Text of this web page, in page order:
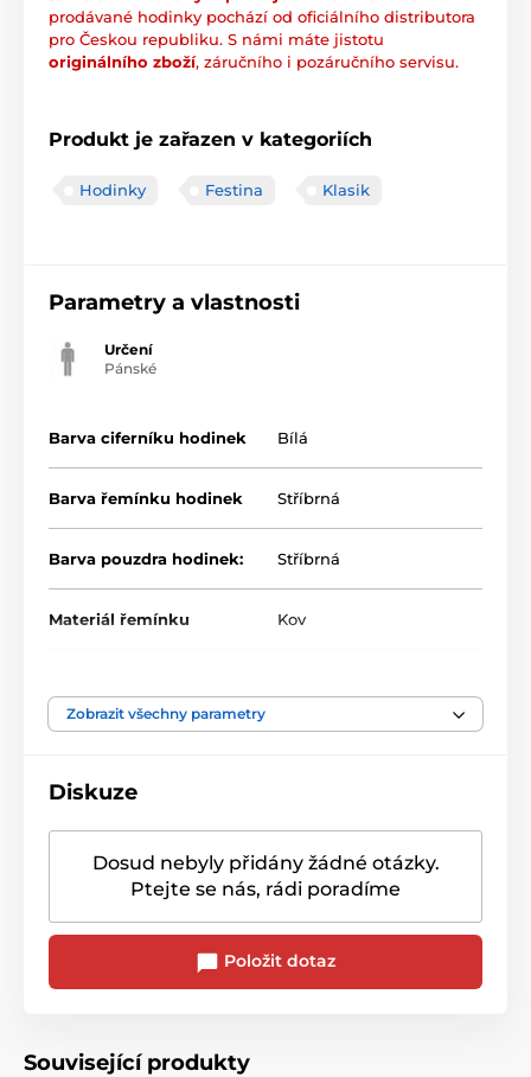
prodávané hodinky pochází od oficiálního distributora
pro Českou republiku. S námi máte jistotu
originálního zboží, záručního i pozáručního servisu.
Produkt je zařazen v kategoriích
Hodinky Festina Klasik
Parametry a vlastnosti
Určení
Pánské
Barva ciferníku hodinek Bílá
Barva řemínku hodinek Stříbrná
Barva pouzdra hodinek: Stříbrná
Materiál řemínku Kov
Zobrazit všechny parametry
Diskuze
Dosud nebyly přidány žádné otázky.
Ptejte se nás, rádi poradíme
Položit dotaz
Související produkty